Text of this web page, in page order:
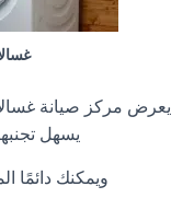
يعرض مركز صيانة
يسهل
ويمكنك دائمًا